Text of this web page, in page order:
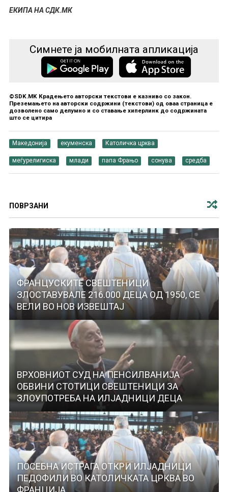
ЕКИПА НА СДК.МК
Симнете ја мобилната апликација
©SDK.MK Крадењето авторски текстови е казниво со закон.
Преземањето на авторски содржини (текстови) од оваа страница е
дозволено само делумно и со ставање хиперлинк до содржината
што се цитира
Македонија екуменска Католичка црква
меѓурелигиска млади папа Фрањо сонува средба
ПОВРЗАНИ
ФРАНЦУСКИТЕ СВЕШТЕНИЦИ
ЗЛОСТАВУВАЛЕ 216.000 ДЕЦА ОД 1950, СЕ
ВЕЛИ ВО НОВ ИЗВЕШТАЈ
ВРХОВНИОТ СУД НА ПЕНСИЛВАНИЈА
ОБВИНИ СТОТИЦИ СВЕШТЕНИЦИ ЗА
ЗЛОУПОТРЕБА НА ИЛЈАДНИЦИ ДЕЦА
ПОСЕБНА ИСТРАГА ОТКРИ ИЛЈАДНИЦИ
ПЕДОФИЛИ ВО КАТОЛИЧКАТА ЦРКВА ВО
ФРАНЦИЈА